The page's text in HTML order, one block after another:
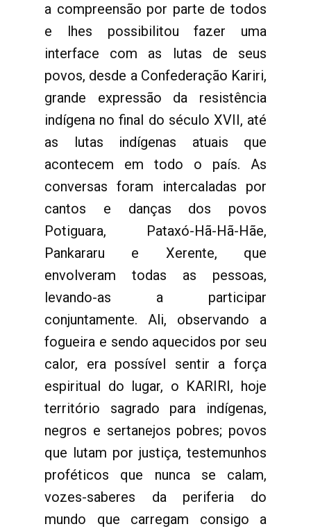
a compreensão por parte de todos
e lhes possibilitou fazer uma
interface com as lutas de seus
povos, desde a Confederação Kariri,
grande expressão da resistência
indígena no final do século XVII, até
as lutas indígenas atuais que
acontecem em todo o país. As
conversas foram intercaladas por
cantos e danças dos povos
Potiguara, Pataxó-Hã-Hã-Hãe,
Pankararu e Xerente, que
envolveram todas as pessoas,
levando-as a participar
conjuntamente. Ali, observando a
fogueira e sendo aquecidos por seu
calor, era possível sentir a força
espiritual do lugar, o KARIRI, hoje
território sagrado para indígenas,
negros e sertanejos pobres; povos
que lutam por justiça, testemunhos
proféticos que nunca se calam,
vozes-saberes da periferia do
mundo que carregam consigo a